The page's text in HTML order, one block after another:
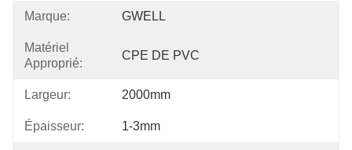
Marque: GWELL
Matériel
Approprié:
CPE DE PVC
Largeur: 2000mm
Épaisseur: 1-3mm